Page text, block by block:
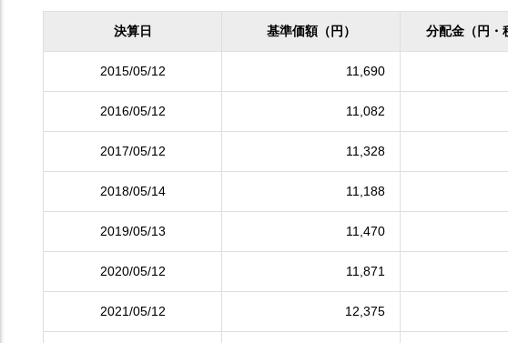
決算日 基準価額（円） 分配金（円・
2015/05/12 11,690
2016/05/12 11,082
2017/05/12 11,328
2018/05/14 11,188
2019/05/13 11,470
2020/05/12 11,871
2021/05/12 12,375